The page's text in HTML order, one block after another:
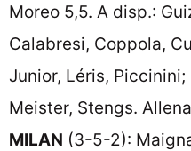
Moreo 5,5. A disp.:
Calabresi, Coppola,
Junior, Léris,
Meister, Stengs.
MILAN (3-5-2):